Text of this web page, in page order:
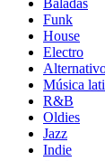
Baladas
Funk
House
Electro
Música
R&B
Oldies
Jazz
Indie